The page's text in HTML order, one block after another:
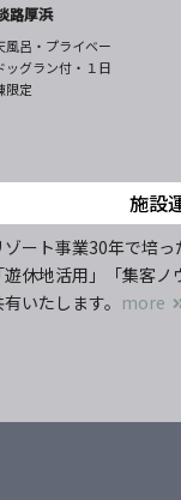
路厚浜
風呂・プライベー
ッグラン付・１日
限定
施設
ゾート事業30年で培っ
遊休地活用」「集客ノ
いたします。 more